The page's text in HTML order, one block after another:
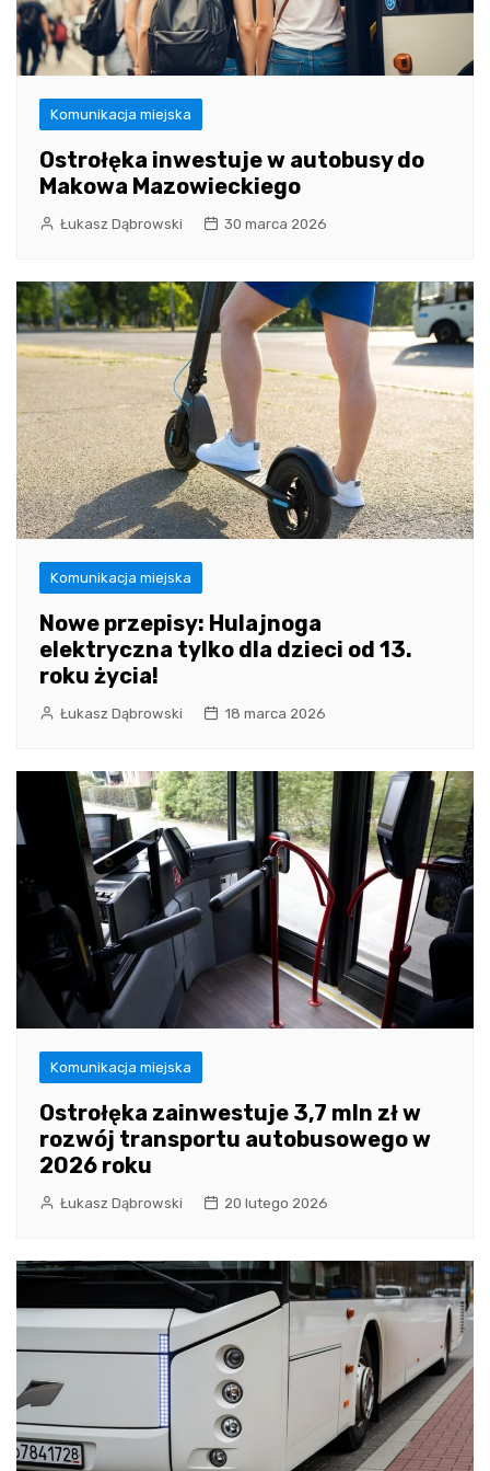
Komunikacja miejska
Ostrołęka inwestuje w autobusy do
Makowa Mazowieckiego
Łukasz Dąbrowski 30 marca 2026
Komunikacja miejska
Nowe przepisy: Hulajnoga
elektryczna tylko dla dzieci od 13.
roku życia!
Łukasz Dąbrowski 18 marca 2026
Komunikacja miejska
Ostrołęka zainwestuje 3,7 mln zł w
rozwój transportu autobusowego w
2026 roku
Łukasz Dąbrowski 20 lutego 2026